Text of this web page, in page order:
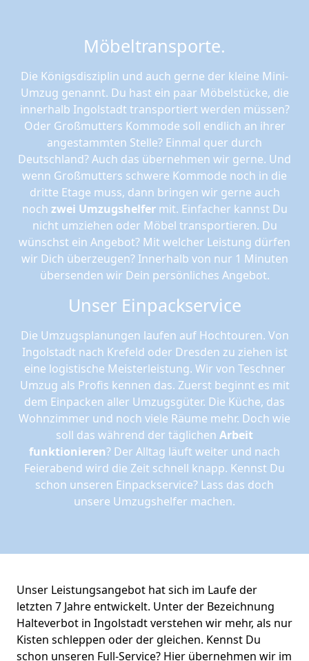
Möbeltransporte.
Die Königsdisziplin und auch gerne der kleine Mini-
Umzug genannt. Du hast ein paar Möbelstücke, die
innerhalb Ingolstadt transportiert werden müssen?
Oder Großmutters Kommode soll endlich an ihrer
angestammten Stelle? Einmal quer durch
Deutschland? Auch das übernehmen wir gerne. Und
wenn Großmutters schwere Kommode noch in die
dritte Etage muss, dann bringen wir gerne auch
noch zwei Umzugshelfermit. Einfacher kannst Du
nicht umziehen oder Möbel transportieren. Du
wünschst ein Angebot? Mit welcher Leistung dürfen
wir Dich überzeugen? Innerhalb von nur 1 Minuten
übersenden wir Dein persönliches Angebot.
Unser Einpackservice
Die Umzugsplanungen laufen auf Hochtouren. Von
Ingolstadt nach Krefeld oder Dresden zu ziehen ist
eine logistische Meisterleistung. Wir von Teschner
Umzug als Profis kennen das. Zuerst beginnt es mit
dem Einpacken aller Umzugsgüter. Die Küche, das
Wohnzimmer und noch viele Räume mehr. Doch wie
soll das während der täglichen Arbeit
funktionieren? Der Alltag läuft weiter und nach
Feierabend wird die Zeit schnell knapp. Kennst Du
schon unseren Einpackservice? Lass das doch
unsere Umzugshelfer machen.
Unser Leistungsangebot hat sich im Laufe der
letzten 7 Jahre entwickelt. Unter der Bezeichnung
Halteverbot in Ingolstadt verstehen wir mehr, als nur
Kisten schleppen oder der gleichen. Kennst Du
schon unseren Full-Service? Hier übernehmen wir im